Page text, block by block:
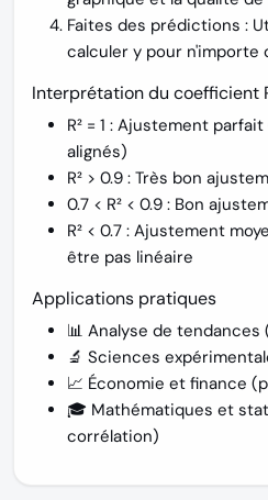
Faites des prédictions :
calculer y pour n'importe
Interprétation du coefficient
R² = 1 : Ajustement
alignés)
R² > 0.9 : Très bon
0.7 < R² < 0.9 : Bon
R² < 0.7 : Ajustement
être pas linéaire
Applications pratiques
📊 Analyse de
🔬 Sciences
📈 Économie et finance
🎓 Mathématiques et
corrélation)